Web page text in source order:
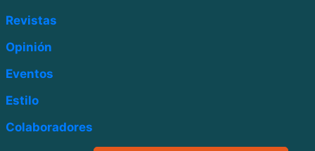
Revistas
Opinión
Eventos
Estilo
Colaboradores